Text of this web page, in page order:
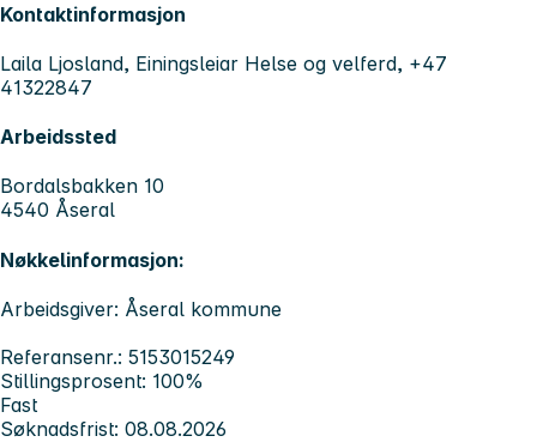
Kontaktinformasjon
Laila Ljosland, Einingsleiar Helse og velferd, +47
41322847
Arbeidssted
Bordalsbakken 10
4540 Åseral
Nøkkelinformasjon:
Arbeidsgiver: Åseral kommune
Referansenr.: 5153015249
Stillingsprosent: 100%
Fast
Søknadsfrist: 08.08.2026